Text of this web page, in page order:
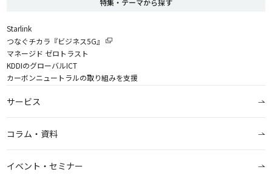
特集・テーマから探す
Starlink
つなぐチカラ『ビジネス5G』
マネージド ゼロトラスト
KDDIのグローバルICT
カーボンニュートラルの取り組みを支援
サービス
コラム・資料
イベント・セミナー